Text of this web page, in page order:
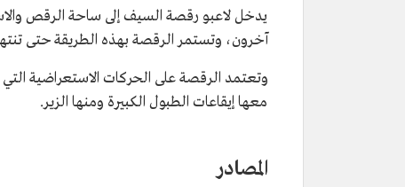
يدخل لاعبو رقصة السيف إلى ساحة الرقص
آخرون، وتستمر الرقصة بهذه الطريقة حتى
وتعتمد الرقصة على الحركات الاستعراضية التي
معها إيقاعات الطبول الكبيرة ومنها الزير.
المصادر